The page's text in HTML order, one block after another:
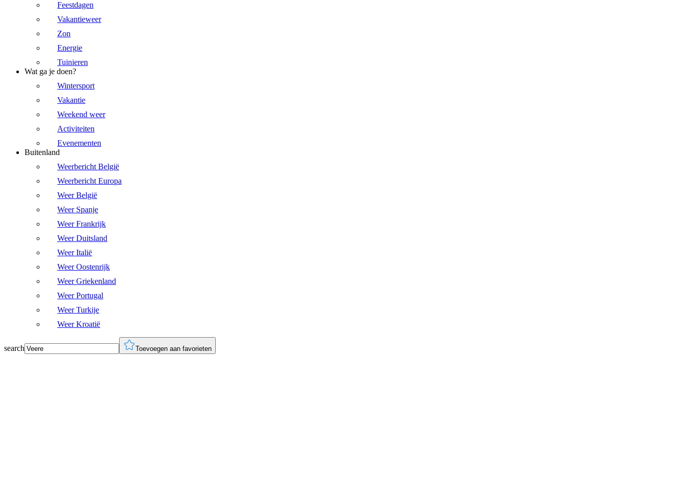
Feestdagen
Vakantieweer
Zon
Energie
Tuinieren
Wat ga je doen?
Wintersport
Vakantie
Weekend weer
Activiteiten
Evenementen
Buitenland
Weerbericht België
Weerbericht Europa
Weer België
Weer Spanje
Weer Frankrijk
Weer Duitsland
Weer Italië
Weer Oostenrijk
Weer Griekenland
Weer Portugal
Weer Turkije
Weer Kroatië
search Toevoegen aan favorieten